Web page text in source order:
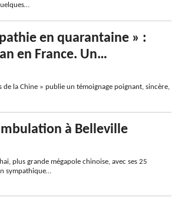
en quarantaine » :
en France. Un…
la Chine » publie un témoignage poignant, sincère,
à Belleville
plus grande mégapole chinoise, avec ses 25
sympathique…